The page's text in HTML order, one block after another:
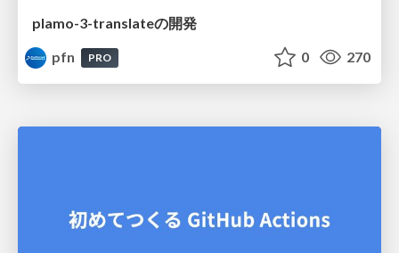
plamo-3-translateの開発
pfn
PRO 0 270